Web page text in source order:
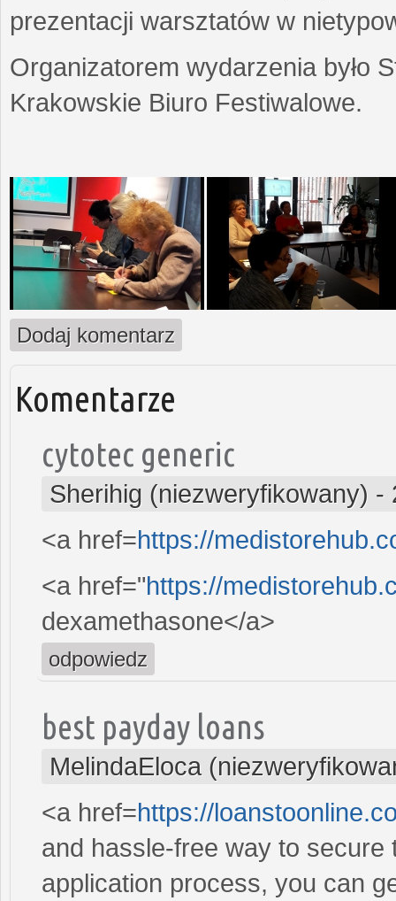
prezentacji warsztatów w
Organizatorem wydarzenia było
Krakowskie Biuro Festiwalowe.
Dodaj komentarz
Komentarze
cytotec generic
Sherihig (niezweryfikowany) -
<a href=https://
<a href="https://
dexamethasone</a>
odpowiedz
best payday loans
MelindaEloca
<a href=https://
and hassle-free way to
application process, you can